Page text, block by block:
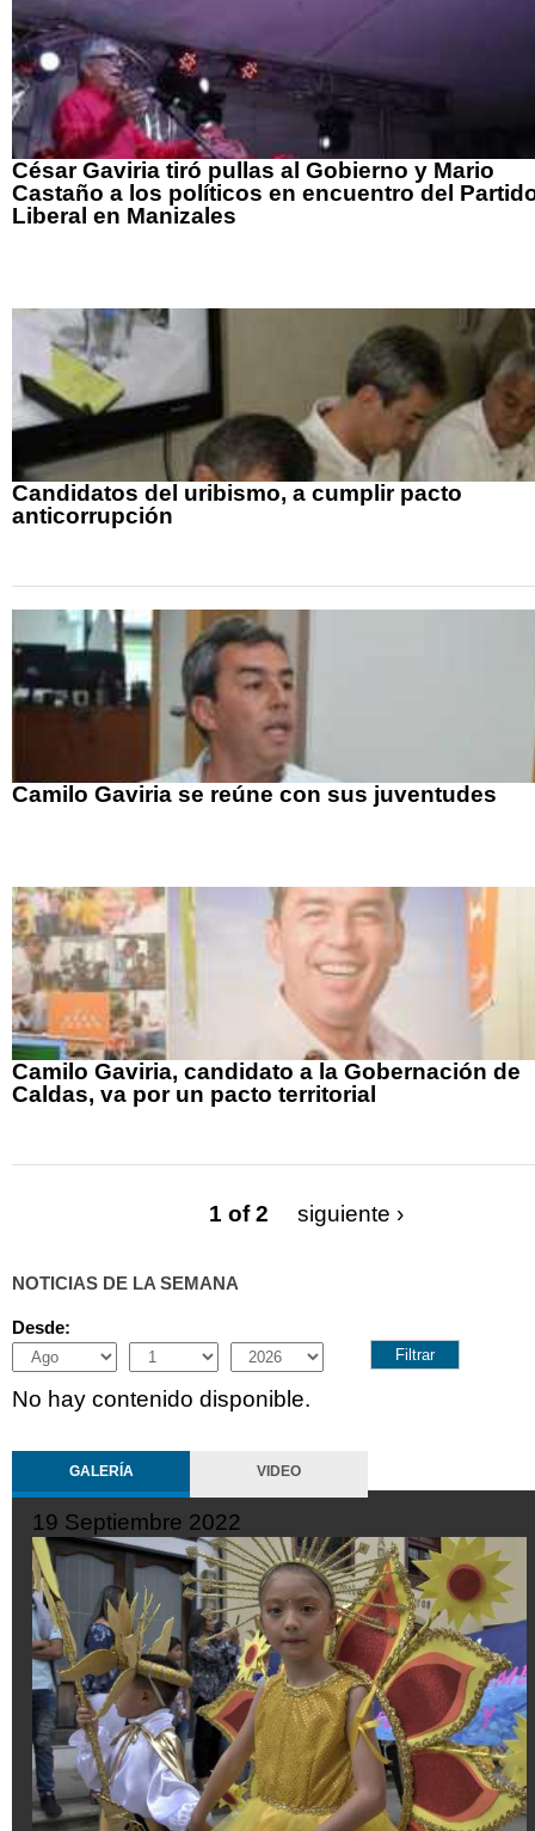
César Gaviria tiró pullas al Gobierno y Mario
Castaño a los políticos en encuentro del
Liberal en Manizales
Candidatos del uribismo, a cumplir pacto
anticorrupción
Camilo Gaviria se reúne con sus juventudes
Camilo Gaviria, candidato a la Gobernación de
Caldas, va por un pacto territorial
1 of 2 siguiente ›
NOTICIAS DE LA SEMANA
Desde:
Month
Day Year
No hay contenido disponible.
GALERÍA VIDEO
19 Septiembre 2022